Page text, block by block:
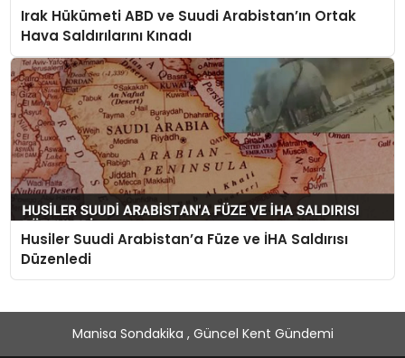
Irak Hükümeti ABD ve Suudi Arabistan’ın Ortak
Hava Saldırılarını Kınadı
Husiler Suudi Arabistan’a Füze ve İHA Saldırısı
Düzenledi
Manisa Sondakika , Güncel Kent Gündemi